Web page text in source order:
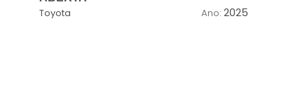
Toyota
Ano:2025